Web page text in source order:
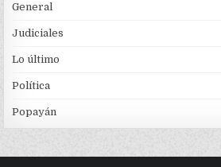
General
Judiciales
Lo último
Política
Popayán